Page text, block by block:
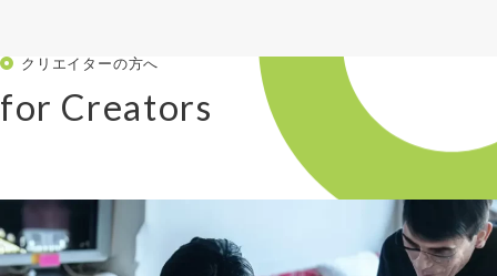
クリエイターの方へ
for Creators